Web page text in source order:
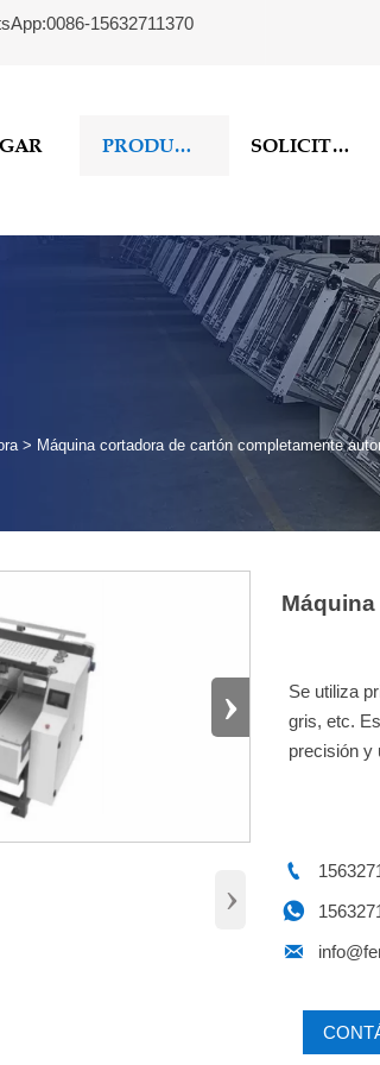
15632711370
PRODUCTOS SOLICITUD
> Máquina cortadora de cartón completamente
›
›
Se utiliza
gris, etc.
precisión y


